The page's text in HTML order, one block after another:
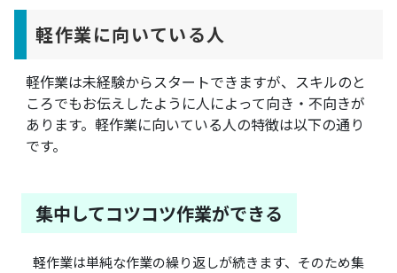
軽作業に向いている人
軽作業は未経験からスタートできますが、スキルのと
ころでもお伝えしたように人によって向き・不向きが
あります。軽作業に向いている人の特徴は以下の通り
です。
集中してコツコツ作業ができる
軽作業は単純な作業の繰り返しが続きます、そのため集